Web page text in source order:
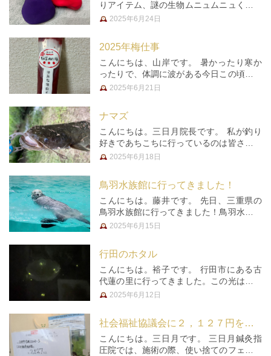
りアイテム、謎の生物ムニュムニュくん。
なんともいえない感触で、ずっと触りたく
しまうので、そっと触るだけにな…
2025年6月24日
2025年梅仕事
こんにちは、山岸です。 暑かったり寒か
ったりで、体調に波がある今日この頃。私
にとって身体を整えるには食。旬の食材の
酸水で割って飲むのがメインでし…
2025年6月21日
ナマズ
こんにちは。三日月院長です。 私が釣り
好きであちこちに行っているのは皆さんご
存じのとおりです。 でも最近、遠くまで
ていたら、友達にナマズ釣りをお…
2025年6月18日
鳥羽水族館に行ってきました！
こんにちは。藤井です。 先日、三重県の
鳥羽水族館に行ってきました！鳥羽水族館
は約1200種類の生き物達が暮らしている
いたり、今では日本で鳥羽…
2025年6月15日
行田のホタル
こんにちは。裕子です。 行田市にある古
代蓮の里に行ってきました。この光はなん
でしょう？静かに静かに点滅する小さな
22年に「彩の国景観賞」を受賞…
2025年6月12日
社会福祉協議会に２，１２７円を寄附させて頂きました☆
こんにちは。三日月です。 三日月鍼灸指
圧院では、施術の際、使い捨てのフェイス